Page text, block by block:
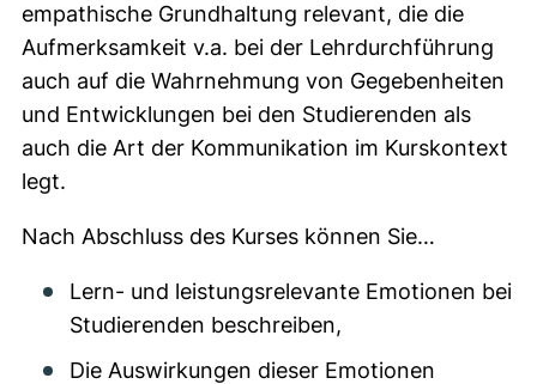
empathische Grundhaltung relevant, die die
Aufmerksamkeit v.a. bei der Lehrdurchführung
auch auf die Wahrnehmung von Gegebenheiten
und Entwicklungen bei den Studierenden als
auch die Art der Kommunikation im Kurskontext
legt.
Nach Abschluss des Kurses können Sie…
Lern- und leistungsrelevante Emotionen bei
Studierenden beschreiben,
Die Auswirkungen dieser Emotionen